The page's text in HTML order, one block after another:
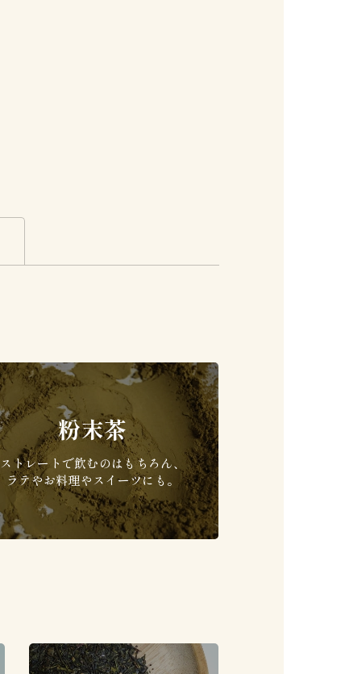
粉末茶
ストレートで飲むのはもちろん、
ラテやお料理やスイーツにも。